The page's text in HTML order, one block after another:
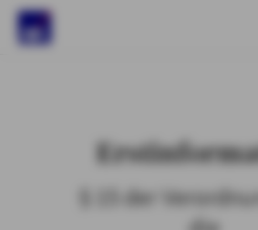
§ 15 der